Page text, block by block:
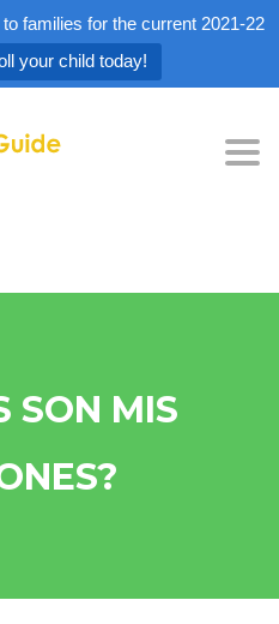
families for the current 2021-22
your child today!
SON MIS